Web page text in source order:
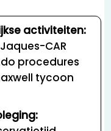
activiteiten:
CAR
procedures
tycoon